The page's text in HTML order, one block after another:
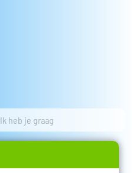
Ik heb je graag